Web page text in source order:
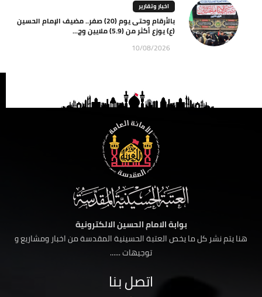
اخبار وتقارير
بالأرقام وحتى يوم (20) صفر.. مضيف الإمام الحسين
(ع) يوزع أكثر من (5.9) ملايين وج...
10/08/2026
بوابة الامام الحسين الالكترونية
هنا يتم نشر كل ما يخص العتبة الحسينية المقدسة من اخبار ومشاريع و
توجيهات ......
اتصل بنا